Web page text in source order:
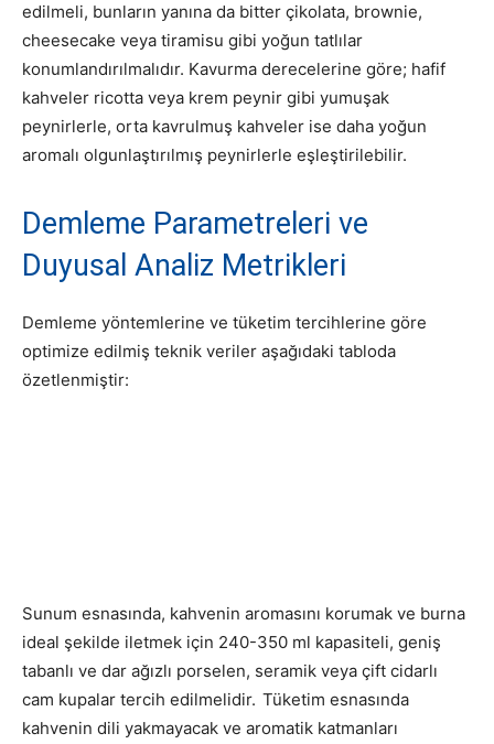
edilmeli, bunların yanına da bitter çikolata, brownie,
cheesecake veya tiramisu gibi yoğun tatlılar
konumlandırılmalıdır. Kavurma derecelerine göre; hafif
kahveler ricotta veya krem peynir gibi yumuşak
peynirlerle, orta kavrulmuş kahveler ise daha yoğun
aromalı olgunlaştırılmış peynirlerle eşleştirilebilir.
Demleme Parametreleri ve
Duyusal Analiz Metrikleri
Demleme yöntemlerine ve tüketim tercihlerine göre
optimize edilmiş teknik veriler aşağıdaki tabloda
özetlenmiştir:
Sunum esnasında, kahvenin aromasını korumak ve burna
ideal şekilde iletmek için 240-350 ml kapasiteli, geniş
tabanlı ve dar ağızlı porselen, seramik veya çift cidarlı
cam kupalar tercih edilmelidir. Tüketim esnasında
kahvenin dili yakmayacak ve aromatik katmanları